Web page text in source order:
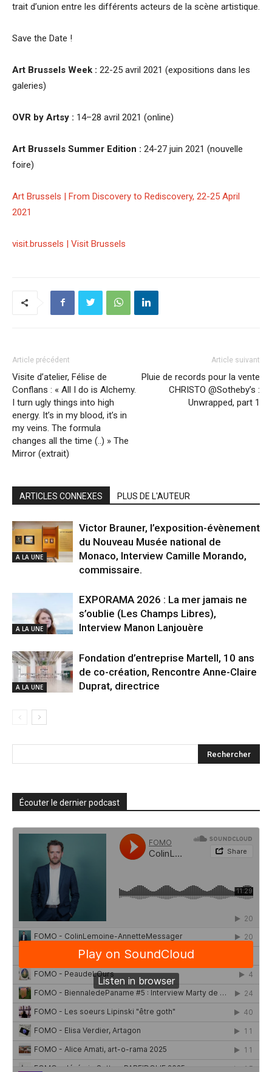
trait d’union entre les différents acteurs de la scène artistique.
Save the Date !
Art Brussels Week : 22-25 avril 2021 (expositions dans les
galeries)
OVR by Artsy : 14–28 avril 2021 (online)
Art Brussels Summer Edition : 24-27 juin 2021 (nouvelle
foire)
Art Brussels | From Discovery to Rediscovery, 22-25 April
2021
visit.brussels | Visit Brussels
Article précédent
Visite d’atelier, Félise de
Conflans : « All I do is Alchemy.
I turn ugly things into high
energy. It’s in my blood, it’s in
my veins. The formula
changes all the time (..) » The
Mirror (extrait)
Article suivant
Pluie de records pour la vente
CHRISTO @Sotheby’s :
Unwrapped, part 1
ARTICLES CONNEXES PLUS DE L'AUTEUR
A LA UNE
Victor Brauner, l’exposition-évènement
du Nouveau Musée national de
Monaco, Interview Camille Morando,
commissaire.
A LA UNE
EXPORAMA 2026 : La mer jamais ne
s’oublie (Les Champs Libres),
Interview Manon Lanjouère
A LA UNE
Fondation d’entreprise Martell, 10 ans
de co-création, Rencontre Anne-Claire
Duprat, directrice
Écouter le dernier podcast